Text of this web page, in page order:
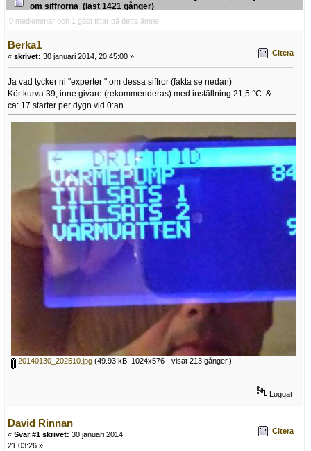
om siffrorna (läst 1421 gånger)
0 medlemmar och 1 gäst tittar på detta ämne.
Berka1
« skrivet: 30 januari 2014, 20:45:00 » Citera
Ja vad tycker ni "experter " om dessa siffror (fakta se nedan)
Kör kurva 39, inne givare (rekommenderas) med inställning 21,5 °C &
ca: 17 starter per dygn vid 0:an.
20140130_202510.jpg (49.93 kB, 1024x576 - visat 213 gånger.)
Loggat
David Rinnan
« Svar #1 skrivet: 30 januari 2014,
21:03:26 »
Citera